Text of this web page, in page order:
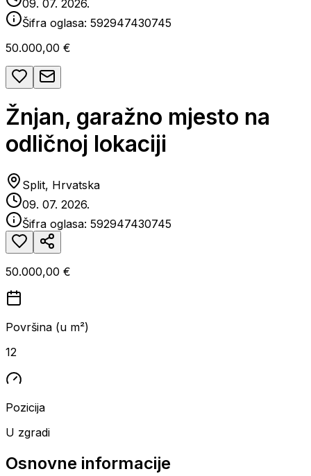
09. 07. 2026.
Šifra oglasa: 592947430745
50.000,00 €
Žnjan, garažno mjesto na
odličnoj lokaciji
Split, Hrvatska
09. 07. 2026.
Šifra oglasa: 592947430745
50.000,00 €
Površina (u m²)
12
Pozicija
U zgradi
Osnovne informacije